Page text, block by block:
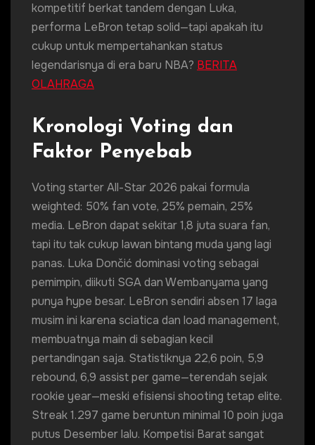
kompetitif berkat tandem dengan Luka,
performa LeBron tetap solid—tapi apakah itu
cukup untuk mempertahankan status
legendarisnya di era baru NBA? BERITA
OLAHRAGA
Kronologi Voting dan
Faktor Penyebab
Voting starter All-Star 2026 pakai formula
weighted: 50% fan vote, 25% pemain, 25%
media. LeBron dapat sekitar 1,8 juta suara fan,
tapi itu tak cukup lawan bintang muda yang lagi
panas. Luka Dončić dominasi voting sebagai
pemimpin, diikuti SGA dan Wembanyama yang
punya hype besar. LeBron sendiri absen 17 laga
musim ini karena sciatica dan load management,
membuatnya main di sebagian kecil
pertandingan saja. Statistiknya 22,6 poin, 5,9
rebound, 6,9 assist per game—terendah sejak
rookie year—meski efisiensi shooting tetap elite.
Streak 1.297 game beruntun minimal 10 poin juga
putus Desember lalu. Kompetisi Barat sangat